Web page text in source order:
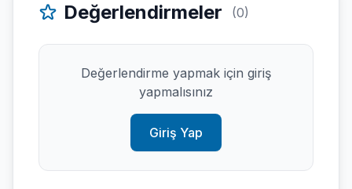
Değerlendirmeler (0)
Değerlendirme yapmak için giriş
yapmalısınız
Giriş Yap